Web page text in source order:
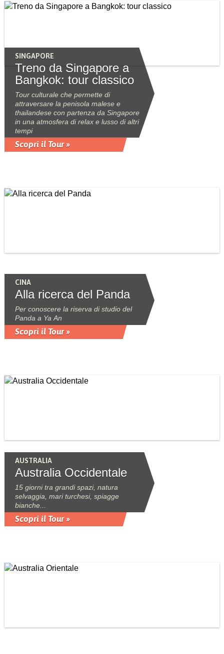
SINGAPORE
Treno da Singapore a
Bangkok: tour classico
Tour culturale che permette di
attraversare la penisola malese e
thailandese con partenza da Singapore
in una atmosfera di relax e lusso di altri
tempi
Scopri il Tour »
CINA
Alla ricerca del Panda
Per conoscere la riserva di studio del
Panda a Ya An
Scopri il Tour »
AUSTRALIA
Australia Occidentale
15 giorni tra grandi spazi, natura
selvaggia, mari turchesi, spiagge
bianche...
Scopri il Tour »